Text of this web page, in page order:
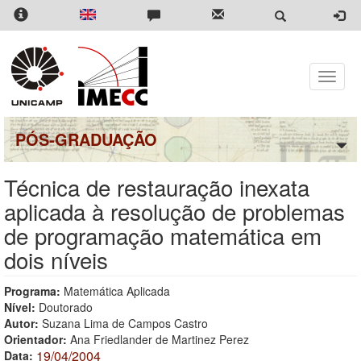
Pular
para
conteúdo
principal
Toggle
PÓS-GRADUAÇÃO
Técnica de restauração inexata
aplicada à resolução de problemas
de programação matemática em
dois níveis
Programa: Matemática Aplicada
Nível: Doutorado
Autor: Suzana Lima de Campos Castro
Orientador: Ana Friedlander de Martinez Perez
Data: 19/04/2004